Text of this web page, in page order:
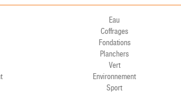
Eau
Coffrages
Fondations
Planchers
Vert
Environnement
Sport